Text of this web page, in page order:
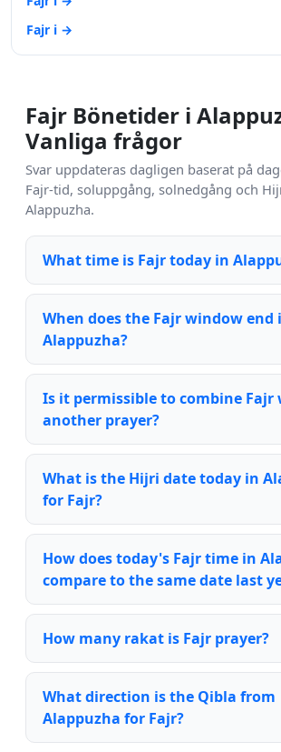
Fajr i →
Fajr Bönetider i
Vanliga frågor
Svar uppdateras dagligen baserat på
Fajr-tid, soluppgång, solnedgång och
Alappuzha.
What time is Fajr today in
When does the Fajr window end
Alappuzha?
Is it permissible to combine Fajr
another prayer?
What is the Hijri date today in
for Fajr?
How does today's Fajr time in
compare to the same date last
How many rakat is Fajr prayer?
What direction is the Qibla from
Alappuzha for Fajr?